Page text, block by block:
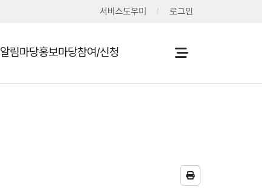
서비스도우미 로그인
알림마당홍보마당참여/신청
프
린